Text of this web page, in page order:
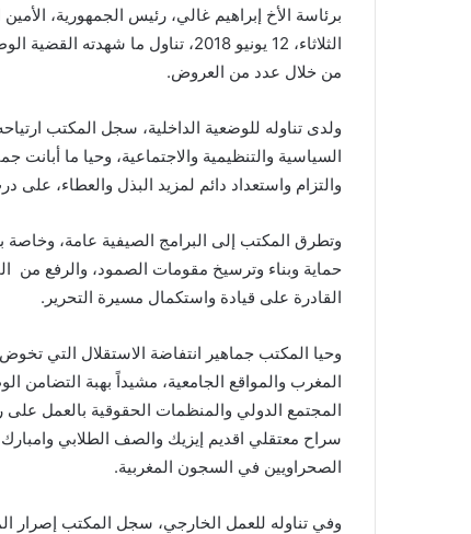
برئاسة الأخ إبراهيم غالي، رئيس الجمهورية،
الثلاثاء، 12 يونيو 2018، تناول
من خلال عدد من العروض.
ولدى تناوله للوضعية الداخلية، سجل المكتب
السياسية والتنظيمية والاجتماعية، وحيا ما
والتزام واستعداد دائم لمزيد البذل والعطاء، على
وتطرق المكتب إلى البرامج الصيفية عامة، وخاصة
حماية وبناء وترسيخ مقومات الصمود، والرفع من
القادرة على قيادة واستكمال مسيرة التحرير .
وحيا المكتب جماهير انتفاضة الاستقلال التي
المغرب والمواقع الجامعية، مشيداً بهبة التضامن
المجتمع الدولي والمنظمات الحقوقية بالعمل
سراح معتقلي اقديم إيزيك والصف الطلابي
الصحراويين في السجون المغربية.
وفي تناوله للعمل الخارجي، سجل المكتب إصرار